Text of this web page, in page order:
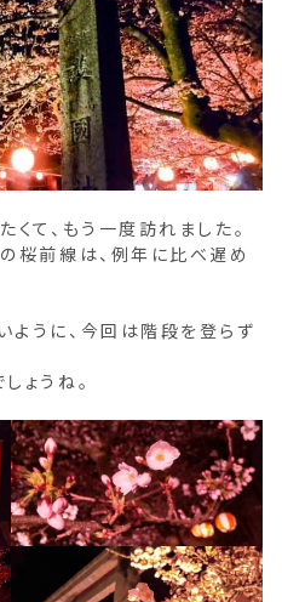
て、もう一度訪れました。
桜前線は、例年に比べ遅め
うに、今回は階段を登らず
ょうね。